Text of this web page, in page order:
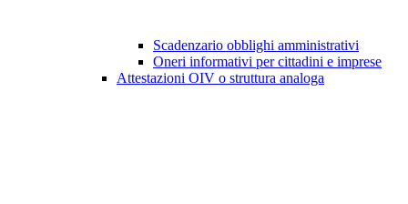
Scadenzario obblighi amministrativi
Oneri informativi per cittadini e imprese
Attestazioni OIV o struttura analoga